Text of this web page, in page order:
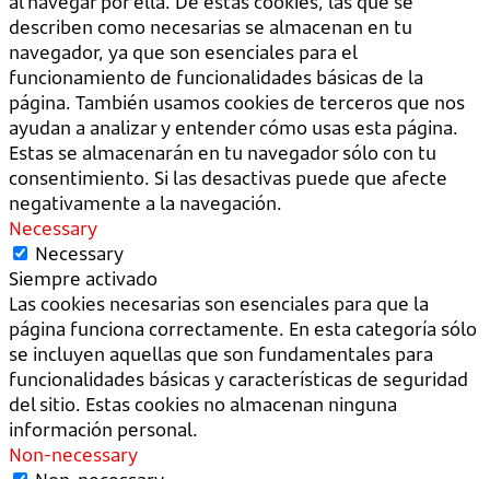
describen como necesarias se almacenan en tu
navegador, ya que son esenciales para el
funcionamiento de funcionalidades básicas de la
página. También usamos cookies de terceros que nos
ayudan a analizar y entender cómo usas esta página.
Estas se almacenarán en tu navegador sólo con tu
consentimiento. Si las desactivas puede que afecte
negativamente a la navegación.
Necessary
Necessary
Siempre activado
Las cookies necesarias son esenciales para que la
página funciona correctamente. En esta categoría sólo
se incluyen aquellas que son fundamentales para
funcionalidades básicas y características de seguridad
del sitio. Estas cookies no almacenan ninguna
información personal.
Non-necessary